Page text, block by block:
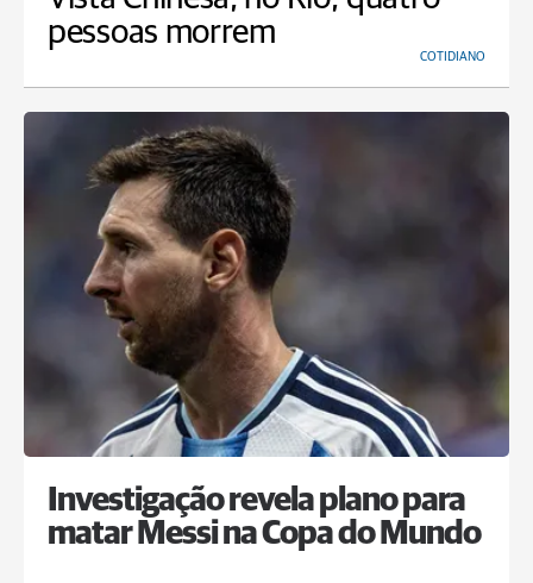
pessoas morrem
COTIDIANO
Investigação revela plano para
matar Messi na Copa do Mundo